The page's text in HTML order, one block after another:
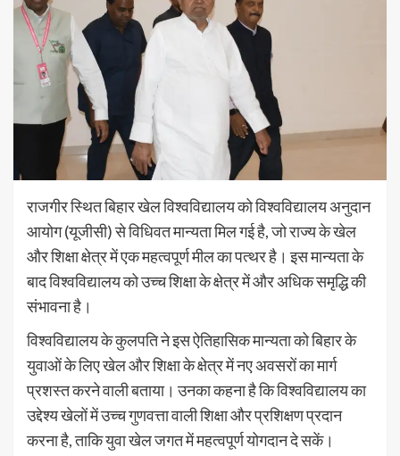
राजगीर स्थित बिहार खेल विश्वविद्यालय को विश्वविद्यालय अनुदान
आयोग (यूजीसी) से विधिवत मान्यता मिल गई है, जो राज्य के खेल
और शिक्षा क्षेत्र में एक महत्वपूर्ण मील का पत्थर है। इस मान्यता के
बाद विश्वविद्यालय को उच्च शिक्षा के क्षेत्र में और अधिक समृद्धि की
संभावना है।
विश्वविद्यालय के कुलपति ने इस ऐतिहासिक मान्यता को बिहार के
युवाओं के लिए खेल और शिक्षा के क्षेत्र में नए अवसरों का मार्ग
प्रशस्त करने वाली बताया। उनका कहना है कि विश्वविद्यालय का
उद्देश्य खेलों में उच्च गुणवत्ता वाली शिक्षा और प्रशिक्षण प्रदान
करना है, ताकि युवा खेल जगत में महत्वपूर्ण योगदान दे सकें।